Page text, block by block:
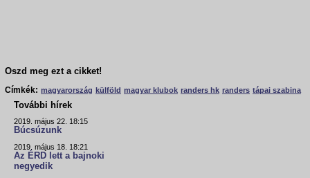
Oszd meg ezt a cikket!
Címkék: magyarország külföld magyar klubok randers hk randers tápai szabina
További hírek
2019. május 22. 18:15
Búcsúzunk
2019. május 18. 18:21
Az ÉRD lett a bajnoki
negyedik